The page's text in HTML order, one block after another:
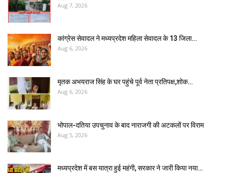
Aug 7, 2026
कांग्रेस सेवादल ने मध्यप्रदेश महिला सेवादल के 13 जिला…
Aug 6, 2026
मृतक अभयराज सिंह के घर पहुंचे पूर्व नेता प्रतिपक्ष,शोक…
Aug 6, 2026
भोपाल-दतिया उपचुनाव के बाद नाराजगी की अटकलों पर विराम
Aug 5, 2026
मध्यप्रदेश में बस यात्रा हुई महंगी, सरकार ने जारी किया नया…